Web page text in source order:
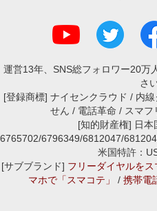
運営13年、SNS総フォロワー20万
さ
[登録商標] ナイセンクラウド / 内
せん / 電話革命 / スマ
[知的財産権] 日
6765702/6796349/6812047/
米国特許：
[サブブランド] フリーダイヤルをス
マホで「スマコテ」
/ 携帯電